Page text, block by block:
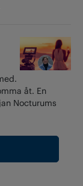
åt. En
Nocturums